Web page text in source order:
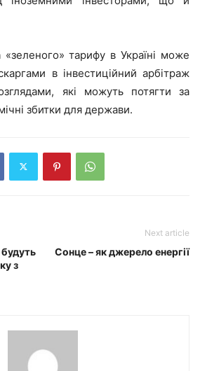
тарифу в Україні може
в інвестиційний арбітраж
які можуть потягти за
збитки для держави.
будуть
з
Next article
Сонце – як джерело енергії